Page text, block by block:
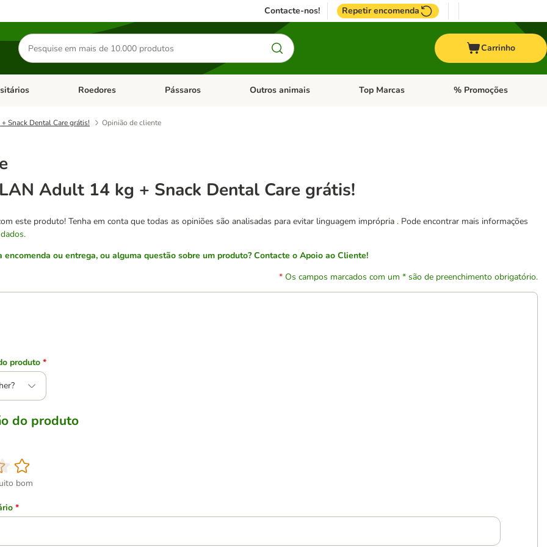
Contacte-nos! Repetir encomenda
Pesquisar
produtos
Carrinho
de categoria: Dieta Vet.Abrir menu de categoria: Antiparasitários
Roedores Abrir menu de categoria: Roedores
Pássaros Abrir menu de categoria: Pássaros
Outros animais Abrir menu de categoria: Outros animais
Top Marcas Abrir menu de categoria:
% Promoções
Snack Dental Care grátis! Opinião de cliente
Adult 14 kg + Snack Dental Care grátis!
este produto! Tenha em conta que todas as opiniões são analisadas para evitar linguagem imprópria . Pode encontrar mais informações
encomenda ou entrega, ou alguma questão sobre um produto? Contacte o Apoio ao Cliente!
Os campos marcados com um * são de preenchimento obrigatório.
produto *
do produto
bom
*